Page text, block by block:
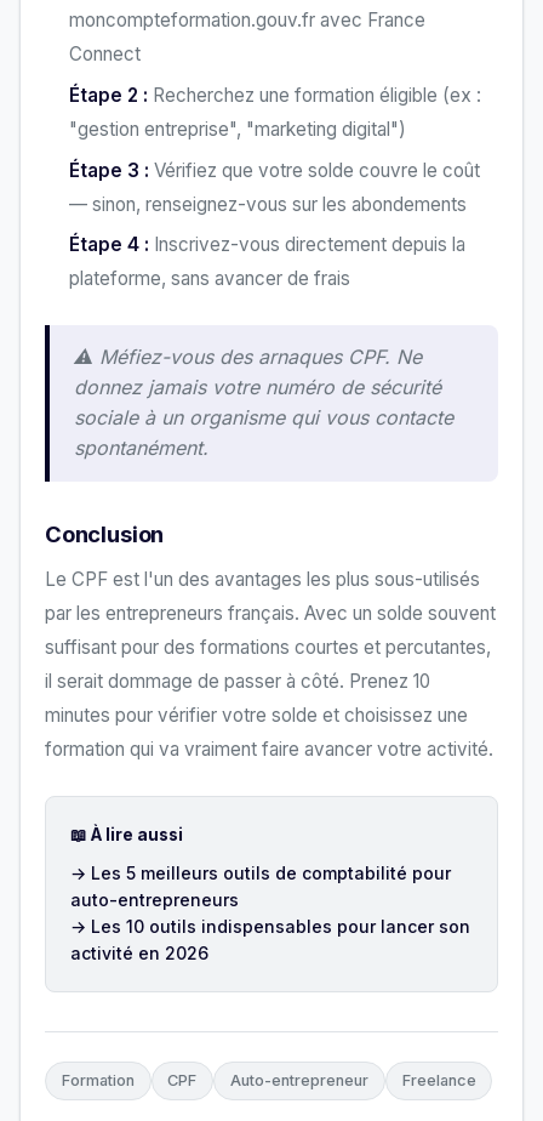
moncompteformation.gouv.fr avec France
Connect
Étape 2 : Recherchez une formation éligible (ex :
"gestion entreprise", "marketing digital")
Étape 3 : Vérifiez que votre solde couvre le coût
— sinon, renseignez-vous sur les abondements
Étape 4 : Inscrivez-vous directement depuis la
plateforme, sans avancer de frais
⚠️ Méfiez-vous des arnaques CPF. Ne
donnez jamais votre numéro de sécurité
sociale à un organisme qui vous contacte
spontanément.
Conclusion
Le CPF est l'un des avantages les plus sous-utilisés
par les entrepreneurs français. Avec un solde souvent
suffisant pour des formations courtes et percutantes,
il serait dommage de passer à côté. Prenez 10
minutes pour vérifier votre solde et choisissez une
formation qui va vraiment faire avancer votre activité.
📖 À lire aussi
→ Les 5 meilleurs outils de comptabilité pour
auto-entrepreneurs
→ Les 10 outils indispensables pour lancer son
activité en 2026
Formation CPF Auto-entrepreneur Freelance